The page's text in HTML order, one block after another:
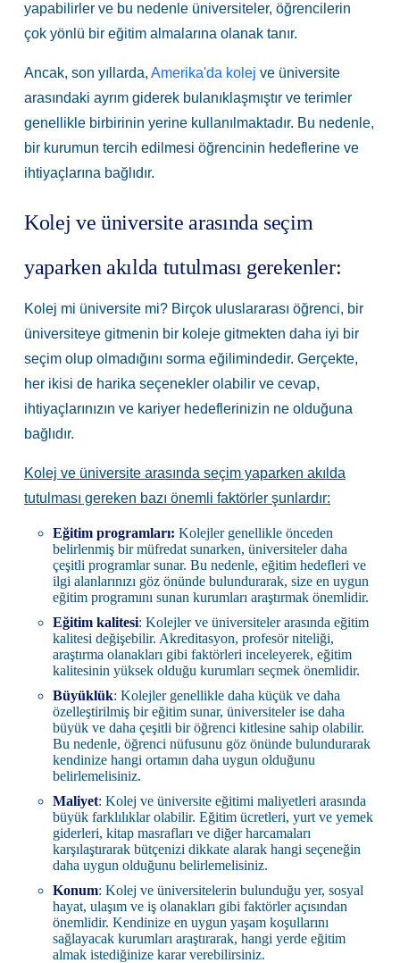
yapabilirler ve bu nedenle üniversiteler, öğrencilerin
çok yönlü bir eğitim almalarına olanak tanır.
Ancak, son yıllarda, Amerika'da kolej ve üniversite
arasındaki ayrım giderek bulanıklaşmıştır ve terimler
genellikle birbirinin yerine kullanılmaktadır. Bu nedenle,
bir kurumun tercih edilmesi öğrencinin hedeflerine ve
ihtiyaçlarına bağlıdır.
Kolej ve üniversite arasında seçim
yaparken akılda tutulması gerekenler:
Kolej mi üniversite mi? Birçok uluslararası öğrenci, bir
üniversiteye gitmenin bir koleje gitmekten daha iyi bir
seçim olup olmadığını sorma eğilimindedir. Gerçekte,
her ikisi de harika seçenekler olabilir ve cevap,
ihtiyaçlarınızın ve kariyer hedeflerinizin ne olduğuna
bağlıdır.
Kolej ve üniversite arasında seçim yaparken akılda
tutulması gereken bazı önemli faktörler şunlardır:
Eğitim programları: Kolejler genellikle önceden
belirlenmiş bir müfredat sunarken, üniversiteler daha
çeşitli programlar sunar. Bu nedenle, eğitim hedefleri ve
ilgi alanlarınızı göz önünde bulundurarak, size en uygun
eğitim programını sunan kurumları araştırmak önemlidir.
Eğitim kalitesi: Kolejler ve üniversiteler arasında eğitim
kalitesi değişebilir. Akreditasyon, profesör niteliği,
araştırma olanakları gibi faktörleri inceleyerek, eğitim
kalitesinin yüksek olduğu kurumları seçmek önemlidir.
Büyüklük: Kolejler genellikle daha küçük ve daha
özelleştirilmiş bir eğitim sunar, üniversiteler ise daha
büyük ve daha çeşitli bir öğrenci kitlesine sahip olabilir.
Bu nedenle, öğrenci nüfusunu göz önünde bulundurarak
kendinize hangi ortamın daha uygun olduğunu
belirlemelisiniz.
Maliyet: Kolej ve üniversite eğitimi maliyetleri arasında
büyük farklılıklar olabilir. Eğitim ücretleri, yurt ve yemek
giderleri, kitap masrafları ve diğer harcamaları
karşılaştırarak bütçenizi dikkate alarak hangi seçeneğin
daha uygun olduğunu belirlemelisiniz.
Konum: Kolej ve üniversitelerin bulunduğu yer, sosyal
hayat, ulaşım ve iş olanakları gibi faktörler açısından
önemlidir. Kendinize en uygun yaşam koşullarını
sağlayacak kurumları araştırarak, hangi yerde eğitim
almak istediğinize karar verebilirsiniz.